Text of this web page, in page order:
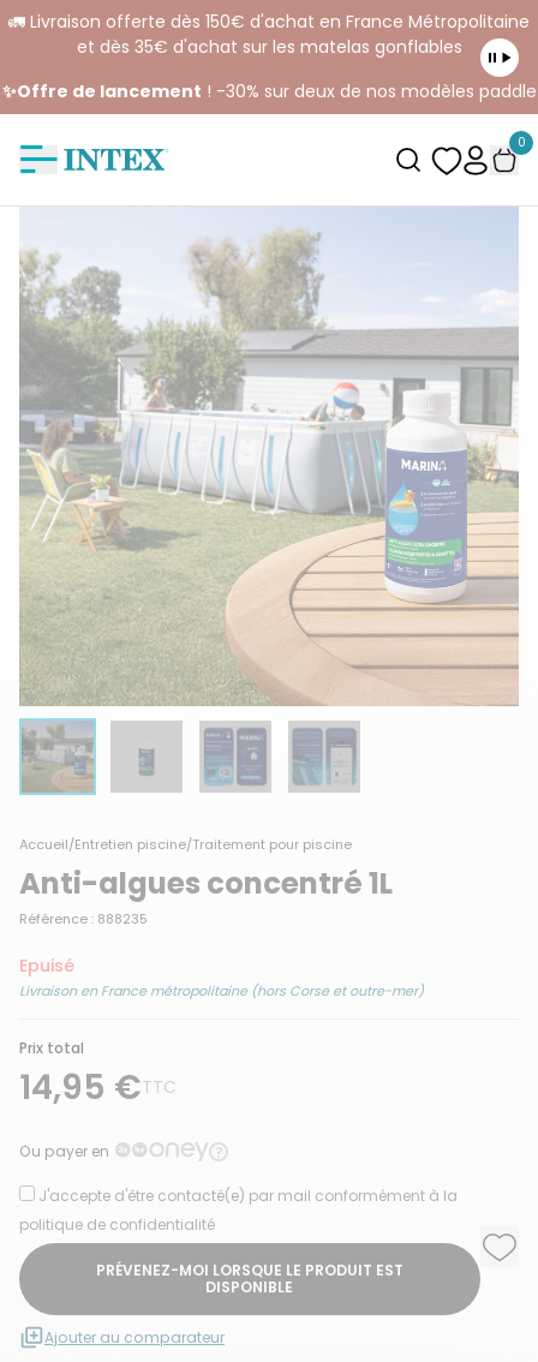
🚛 Livraison offerte dès 150€ d'achat en France Métropolitaine
et dès 35€ d'achat sur les matelas gonflables
✨Offre de lancement ! -30% sur deux de nos modèles paddle
0
Accueil/Entretien piscine/Traitement pour piscine
Anti-algues concentré 1L
Référence : 888235
Epuisé
Livraison en France métropolitaine (hors Corse et outre-mer)
Prix total
14,95 €TTC
Ou payer en
J'accepte d'être contacté(e) par mail conformément à la
politique de confidentialité
PRÉVENEZ-MOI LORSQUE LE PRODUIT EST
DISPONIBLE
Ajouter au comparateur